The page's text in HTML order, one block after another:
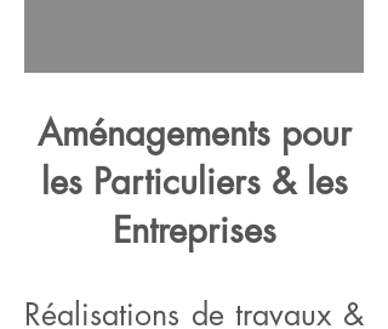
Aménagements pour
les Particuliers & les
Entreprises
Réalisations de travaux &